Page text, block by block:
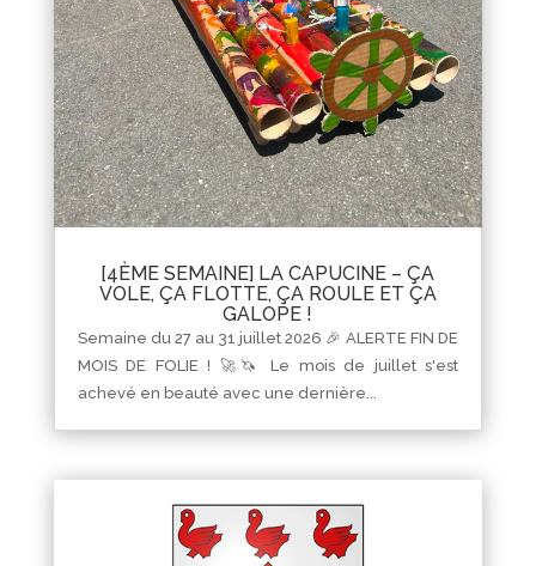
[4ÈME SEMAINE] LA CAPUCINE – ÇA
VOLE, ÇA FLOTTE, ÇA ROULE ET ÇA
GALOPE !
Semaine du 27 au 31 juillet 2026 🎉 ALERTE FIN DE
MOIS DE FOLIE ! 🚀🦄 Le mois de juillet s'est
achevé en beauté avec une dernière...